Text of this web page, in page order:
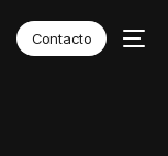
Contacto